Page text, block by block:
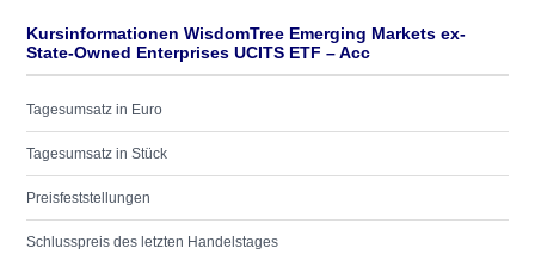
Kursinformationen WisdomTree Emerging Markets ex-
State-Owned Enterprises UCITS ETF – Acc
Tagesumsatz in Euro
Tagesumsatz in Stück
Preisfeststellungen
Schlusspreis des letzten Handelstages